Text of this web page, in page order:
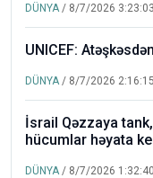
DÜNYA / 8/7/2026
UNICEF:
DÜNYA / 8/7/2026
İsrail Qəzzaya
hücumlar həyata
DÜNYA / 8/7/2026